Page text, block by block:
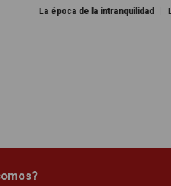
La época de la intranquilidad Los